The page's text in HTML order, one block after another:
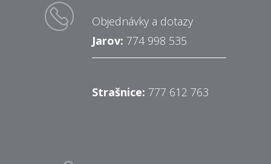
Objednávky a dotazy
Jarov: 774 998 535
Strašnice: 777 612 763